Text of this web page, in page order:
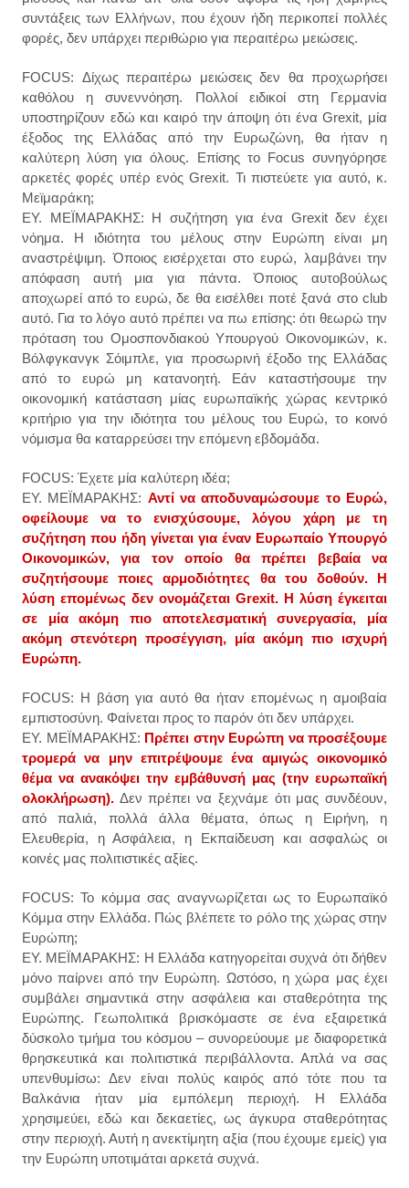
συντάξεις των Ελλήνων, που έχουν ήδη περικοπεί πολλές
φορές, δεν υπάρχει περιθώριο για περαιτέρω μειώσεις.
FOCUS: Δίχως περαιτέρω μειώσεις δεν θα προχωρήσει
καθόλου η συνεννόηση. Πολλοί ειδικοί στη Γερμανία
υποστηρίζουν εδώ και καιρό την άποψη ότι ένα Grexit, μία
έξοδος της Ελλάδας από την Ευρωζώνη, θα ήταν η
καλύτερη λύση για όλους. Επίσης το Focus συνηγόρησε
αρκετές φορές υπέρ ενός Grexit. Τι πιστεύετε για αυτό, κ.
Μεϊμαράκη;
ΕΥ. ΜΕΪΜΑΡΑΚΗΣ: Η συζήτηση για ένα Grexit δεν έχει
νόημα. Η ιδιότητα του μέλους στην Ευρώπη είναι μη
αναστρέψιμη. Όποιος εισέρχεται στο ευρώ, λαμβάνει την
απόφαση αυτή μια για πάντα. Όποιος αυτοβούλως
αποχωρεί από το ευρώ, δε θα εισέλθει ποτέ ξανά στο club
αυτό. Για το λόγο αυτό πρέπει να πω επίσης: ότι θεωρώ την
πρόταση του Ομοσπονδιακού Υπουργού Οικονομικών, κ.
Βόλφγκανγκ Σόιμπλε, για προσωρινή έξοδο της Ελλάδας
από το ευρώ μη κατανοητή. Εάν καταστήσουμε την
οικονομική κατάσταση μίας ευρωπαϊκής χώρας κεντρικό
κριτήριο για την ιδιότητα του μέλους του Ευρώ, το κοινό
νόμισμα θα καταρρεύσει την επόμενη εβδομάδα.
FOCUS: Έχετε μία καλύτερη ιδέα;
ΕΥ. ΜΕΪΜΑΡΑΚΗΣ: Αντί να αποδυναμώσουμε το Ευρώ,
οφείλουμε να το ενισχύσουμε, λόγου χάρη με τη
συζήτηση που ήδη γίνεται για έναν Ευρωπαίο Υπουργό
Οικονομικών, για τον οποίο θα πρέπει βεβαία να
συζητήσουμε ποιες αρμοδιότητες θα του δοθούν. Η
λύση επομένως δεν ονομάζεται Grexit. Η λύση έγκειται
σε μία ακόμη πιο αποτελεσματική συνεργασία, μία
ακόμη στενότερη προσέγγιση, μία ακόμη πιο ισχυρή
Ευρώπη.
FOCUS: Η βάση για αυτό θα ήταν επομένως η αμοιβαία
εμπιστοσύνη. Φαίνεται προς το παρόν ότι δεν υπάρχει.
ΕΥ. ΜΕΪΜΑΡΑΚΗΣ: Πρέπει στην Ευρώπη να προσέξουμε
τρομερά να μην επιτρέψουμε ένα αμιγώς οικονομικό
θέμα να ανακόψει την εμβάθυνσή μας (την ευρωπαϊκή
ολοκλήρωση). Δεν πρέπει να ξεχνάμε ότι μας συνδέουν,
από παλιά, πολλά άλλα θέματα, όπως η Ειρήνη, η
Ελευθερία, η Ασφάλεια, η Εκπαίδευση και ασφαλώς οι
κοινές μας πολιτιστικές αξίες.
FOCUS: Το κόμμα σας αναγνωρίζεται ως το Ευρωπαϊκό
Κόμμα στην Ελλάδα. Πώς βλέπετε το ρόλο της χώρας στην
Ευρώπη;
ΕΥ. ΜΕΪΜΑΡΑΚΗΣ: Η Ελλάδα κατηγορείται συχνά ότι δήθεν
μόνο παίρνει από την Ευρώπη. Ωστόσο, η χώρα μας έχει
συμβάλει σημαντικά στην ασφάλεια και σταθερότητα της
Ευρώπης. Γεωπολιτικά βρισκόμαστε σε ένα εξαιρετικά
δύσκολο τμήμα του κόσμου – συνορεύουμε με διαφορετικά
θρησκευτικά και πολιτιστικά περιβάλλοντα. Απλά να σας
υπενθυμίσω: Δεν είναι πολύς καιρός από τότε που τα
Βαλκάνια ήταν μία εμπόλεμη περιοχή. Η Ελλάδα
χρησιμεύει, εδώ και δεκαετίες, ως άγκυρα σταθερότητας
στην περιοχή. Αυτή η ανεκτίμητη αξία (που έχουμε εμείς) για
την Ευρώπη υποτιμάται αρκετά συχνά.